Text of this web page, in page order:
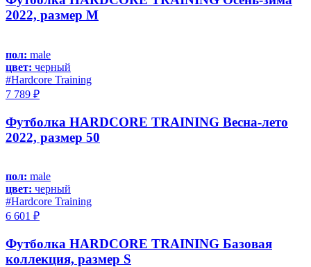
2022, размер M
пол: male
цвет: черный
#Hardcore Training
7 789 ₽
Футболка HARDCORE TRAINING Весна-лето
2022, размер 50
пол: male
цвет: черный
#Hardcore Training
6 601 ₽
Футболка HARDCORE TRAINING Базовая
коллекция, размер S